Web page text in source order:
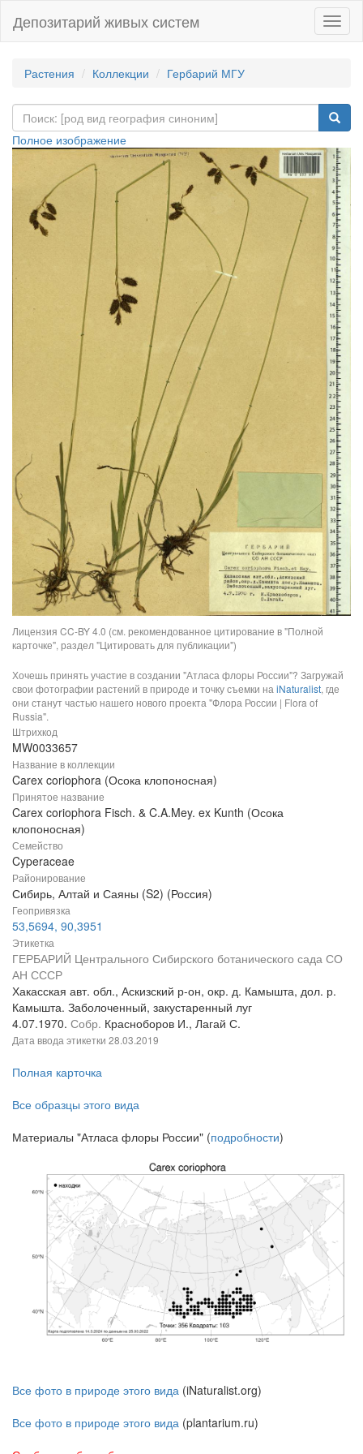
Депозитарий живых систем
Растения Коллекции Гербарий МГУ
Полное изображение
Лицензия CC-BY 4.0 (см. рекомендованное цитирование в "Полной
карточке", раздел "Цитировать для публикации")
Хочешь принять участие в создании "Атласа флоры России"? Загружай
свои фотографии растений в природе и точку съемки на iNaturalist, где
они станут частью нашего нового проекта "Флора России | Flora of
Russia".
Штрихкод
MW0033657
Название в коллекции
Carex coriophora (Осока клопоносная)
Принятое название
Carex coriophora Fisch. & C.A.Mey. ex Kunth (Осока
клопоносная)
Семейство
Cyperaceae
Районирование
Сибирь, Алтай и Саяны (S2) (Россия)
Геопривязка
53,5694, 90,3951
Этикетка
ГЕРБАРИЙ Центрального Сибирского ботанического сада СО
АН СССР
Хакасская авт. обл., Аскизский р-он, окр. д. Камышта, дол. р.
Камышта. Заболоченный, закустаренный луг
4.07.1970. Собр. Красноборов И., Лагай С.
Дата ввода этикетки 28.03.2019
Полная карточка
Все образцы этого вида
Материалы "Атласа флоры России" (подробности)
Все фото в природе этого вида (iNaturalist.org)
Все фото в природе этого вида (plantarium.ru)